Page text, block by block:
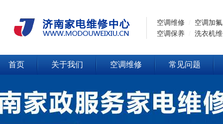
空调维修
空调加氟
空调保养
洗衣机
首页 关于我们 空调维修 常见问题